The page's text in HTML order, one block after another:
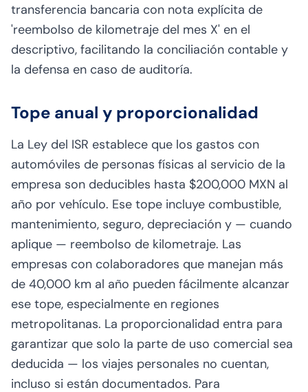
transferencia bancaria con nota explícita de
'reembolso de kilometraje del mes X' en el
descriptivo, facilitando la conciliación contable y
la defensa en caso de auditoría.
Tope anual y proporcionalidad
La Ley del ISR establece que los gastos con
automóviles de personas físicas al servicio de la
empresa son deducibles hasta $200,000 MXN al
año por vehículo. Ese tope incluye combustible,
mantenimiento, seguro, depreciación y — cuando
aplique — reembolso de kilometraje. Las
empresas con colaboradores que manejan más
de 40,000 km al año pueden fácilmente alcanzar
ese tope, especialmente en regiones
metropolitanas. La proporcionalidad entra para
garantizar que solo la parte de uso comercial sea
deducida — los viajes personales no cuentan,
incluso si están documentados. Para